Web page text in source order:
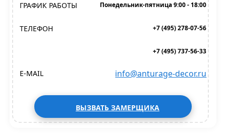
ГРАФИК РАБОТЫ Понедельник-пятница 9:00 - 18:00
ТЕЛЕФОН +7 (495) 278-07-56
+7 (495) 737-56-33
E-MAIL info@anturage-decor.ru
ВЫЗВАТЬ ЗАМЕРЩИКА